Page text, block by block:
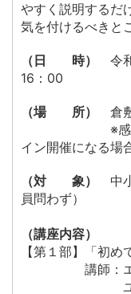
やすく説明するだ
気を付けるべきと
（日 時） 令
16：00
（場 所）
倉
※感染症等拡
イン開催になる場
（対 象）
中
員問わず）
（講座内容）
【第１部】「初め
講師：エムア
ユースウ